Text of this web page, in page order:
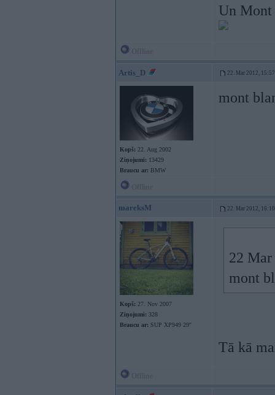
Un Mont
Artis_D 22. Mar 2012, 15:57
Kopš: 22. Aug 2002
Ziņojumi: 13429
Braucu ar: BMW
mont
mareksM 22. Mar 2012, 16:10
Kopš: 27. Nov 2007
Ziņojumi: 328
Braucu ar: SUP XP949 29''
22
mont
Tā kā